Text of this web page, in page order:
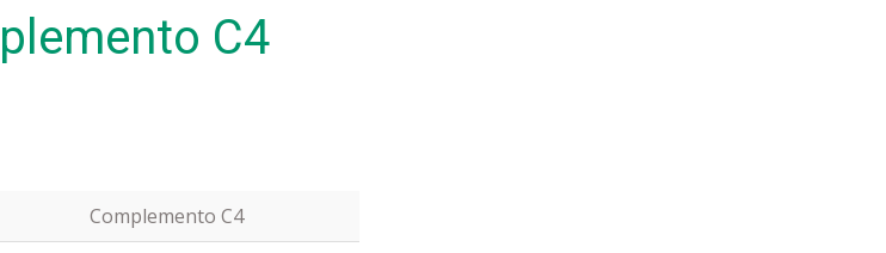
C4
Complemento C4